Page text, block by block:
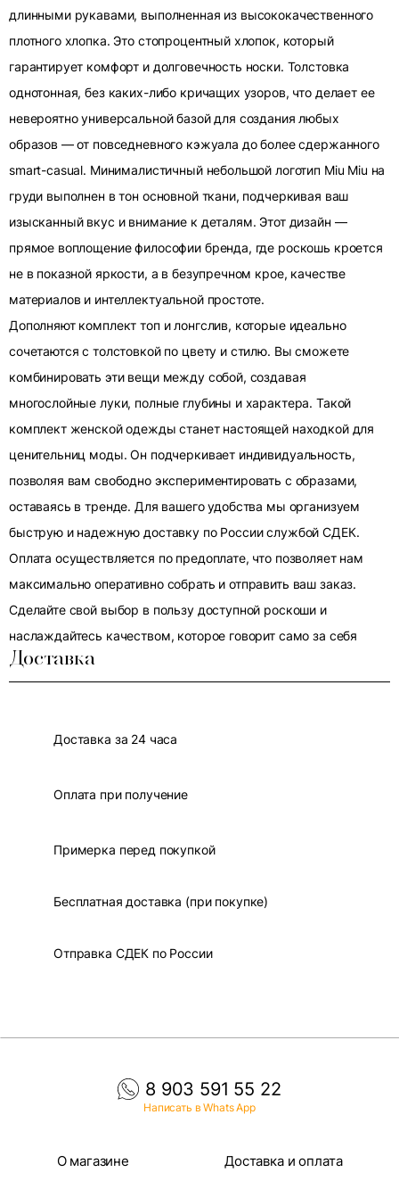
длинными рукавами, выполненная из высококачественного
плотного хлопка. Это стопроцентный хлопок, который
гарантирует комфорт и долговечность носки. Толстовка
однотонная, без каких-либо кричащих узоров, что делает ее
невероятно универсальной базой для создания любых
образов — от повседневного кэжуала до более сдержанного
smart-casual. Минималистичный небольшой логотип Miu Miu на
груди выполнен в тон основной ткани, подчеркивая ваш
изысканный вкус и внимание к деталям. Этот дизайн —
прямое воплощение философии бренда, где роскошь кроется
не в показной яркости, а в безупречном крое, качестве
материалов и интеллектуальной простоте.
Дополняют комплект топ и лонгслив, которые идеально
сочетаются с толстовкой по цвету и стилю. Вы сможете
комбинировать эти вещи между собой, создавая
многослойные луки, полные глубины и характера. Такой
комплект женской одежды станет настоящей находкой для
ценительниц моды. Он подчеркивает индивидуальность,
позволяя вам свободно экспериментировать с образами,
оставаясь в тренде. Для вашего удобства мы организуем
быструю и надежную доставку по России службой СДЕК.
Оплата осуществляется по предоплате, что позволяет нам
максимально оперативно собрать и отправить ваш заказ.
Сделайте свой выбор в пользу доступной роскоши и
наслаждайтесь качеством, которое говорит само за себя
Доставка
Доставка за 24 часа
Оплата при получение
Примерка перед покупкой
Бесплатная доставка (при покупке)
Отправка СДЕК по России
8 903 591 55 22
Написать в Whats App
О магазине Доставка и оплата